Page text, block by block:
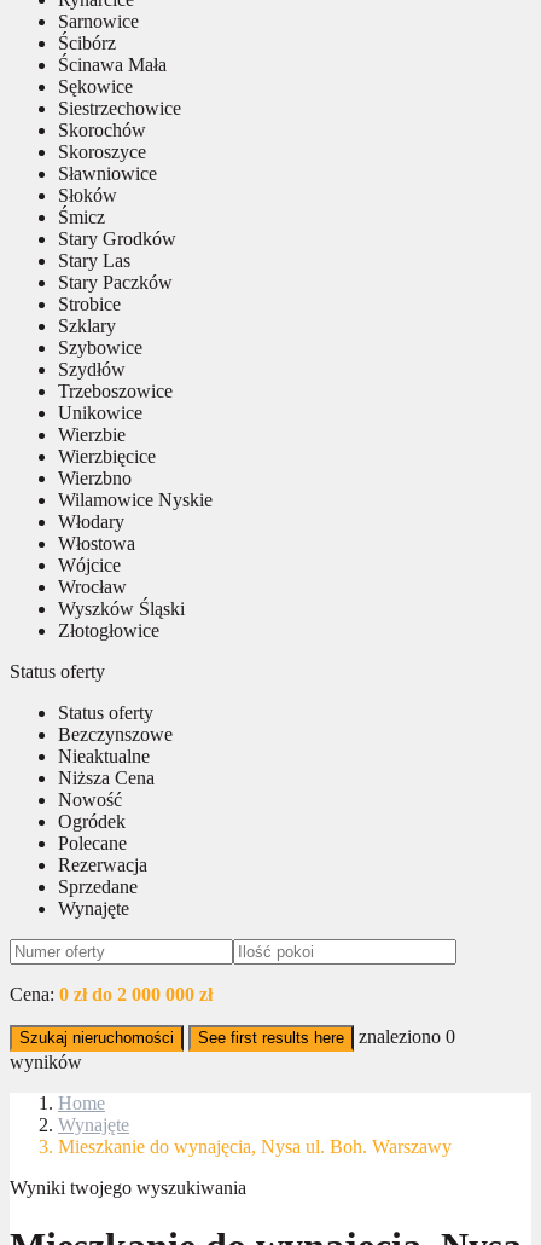
Sarnowice
Ścibórz
Ścinawa Mała
Sękowice
Siestrzechowice
Skorochów
Skoroszyce
Sławniowice
Słoków
Śmicz
Stary Grodków
Stary Las
Stary Paczków
Strobice
Szklary
Szybowice
Szydłów
Trzeboszowice
Unikowice
Wierzbie
Wierzbięcice
Wierzbno
Wilamowice Nyskie
Włodary
Włostowa
Wójcice
Wrocław
Wyszków Śląski
Złotogłowice
Status oferty
Status oferty
Bezczynszowe
Nieaktualne
Niższa Cena
Nowość
Ogródek
Polecane
Rezerwacja
Sprzedane
Wynajęte
Cena: 0 zł do 2 000 000 zł
Szukaj nieruchomości See first results here znaleziono 0
wyników
Home
Wynajęte
Mieszkanie do wynajęcia, Nysa ul. Boh. Warszawy
Wyniki twojego wyszukiwania